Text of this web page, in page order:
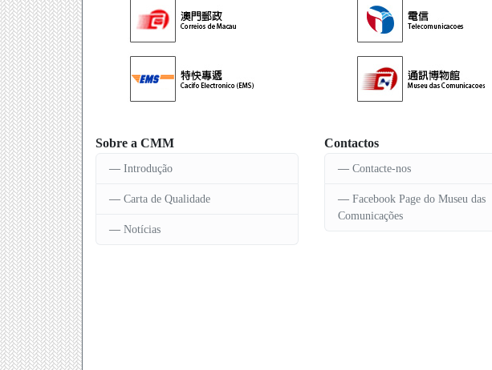
Sobre a CMM
Introdução
Carta de Qualidade
Notícias
Contactos
Contacte-nos
Facebook Page do Museu das
Comunicações